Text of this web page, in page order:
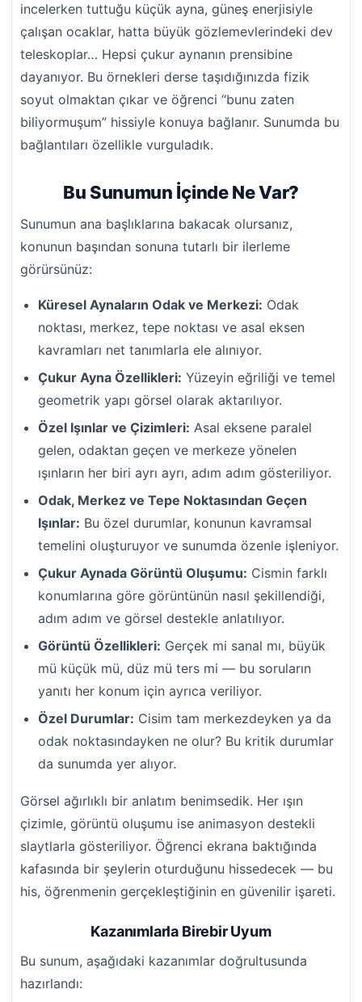
incelerken tuttuğu küçük ayna, güneş enerjisiyle
çalışan ocaklar, hatta büyük gözlemevlerindeki dev
teleskoplar… Hepsi çukur aynanın prensibine
dayanıyor. Bu örnekleri derse taşıdığınızda fizik
soyut olmaktan çıkar ve öğrenci “bunu zaten
biliyormuşum” hissiyle konuya bağlanır. Sunumda bu
bağlantıları özellikle vurguladık.
Bu Sunumun İçinde Ne Var?
Sunumun ana başlıklarına bakacak olursanız,
konunun başından sonuna tutarlı bir ilerleme
görürsünüz:
Küresel Aynaların Odak ve Merkezi: Odak
noktası, merkez, tepe noktası ve asal eksen
kavramları net tanımlarla ele alınıyor.
Çukur Ayna Özellikleri: Yüzeyin eğriliği ve temel
geometrik yapı görsel olarak aktarılıyor.
Özel Işınlar ve Çizimleri: Asal eksene paralel
gelen, odaktan geçen ve merkeze yönelen
ışınların her biri ayrı ayrı, adım adım gösteriliyor.
Odak, Merkez ve Tepe Noktasından Geçen
Işınlar: Bu özel durumlar, konunun kavramsal
temelini oluşturuyor ve sunumda özenle işleniyor.
Çukur Aynada Görüntü Oluşumu: Cismin farklı
konumlarına göre görüntünün nasıl şekillendiği,
adım adım ve görsel destekle anlatılıyor.
Görüntü Özellikleri: Gerçek mi sanal mı, büyük
mü küçük mü, düz mü ters mi — bu soruların
yanıtı her konum için ayrıca veriliyor.
Özel Durumlar: Cisim tam merkezdeyken ya da
odak noktasındayken ne olur? Bu kritik durumlar
da sunumda yer alıyor.
Görsel ağırlıklı bir anlatım benimsedik. Her ışın
çizimle, görüntü oluşumu ise animasyon destekli
slaytlarla gösteriliyor. Öğrenci ekrana baktığında
kafasında bir şeylerin oturduğunu hissedecek — bu
his, öğrenmenin gerçekleştiğinin en güvenilir işareti.
Kazanımlarla Birebir Uyum
Bu sunum, aşağıdaki kazanımlar doğrultusunda
hazırlandı: